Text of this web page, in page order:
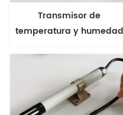
Transmisor de
temperatura y humedad
V2 Salida de 4-20ma